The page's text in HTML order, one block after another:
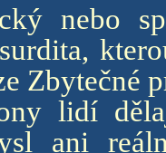
nebo
Zbytečné
lidí
ani